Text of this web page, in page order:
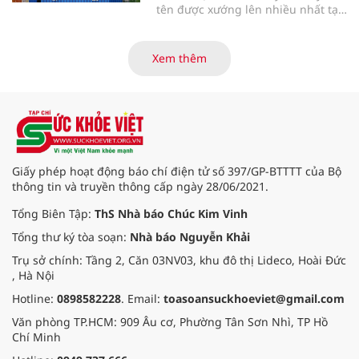
tên được xướng lên nhiều nhất tại
Awards) 2026 lại đến từ Việt Nam.
Xem thêm
Giấy phép hoạt động báo chí điện tử số 397/GP-BTTTT của Bộ
thông tin và truyền thông cấp ngày 28/06/2021.
Tổng Biên Tập: ThS Nhà báo Chúc Kim Vinh
Tổng thư ký tòa soạn: Nhà báo Nguyễn Khải
Trụ sở chính: Tầng 2, Căn 03NV03, khu đô thị Lideco, Hoài Đức
, Hà Nội
Hotline: 0898582228. Email: toasoansuckhoeviet@gmail.com
Văn phòng TP.HCM: 909 Âu cơ, Phường Tân Sơn Nhì, TP Hồ
Chí Minh